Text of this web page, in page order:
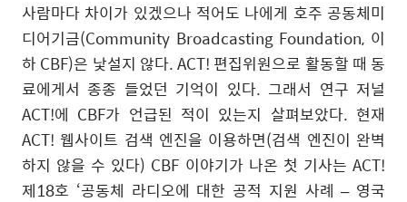
사람마다 차이가 있겠으나 적어도 나에게 호주 공동체미
디어기금(Community Broadcasting Foundation, 이
하CBF)은 낯설지 않다. ACT! 편집위원으로 활동할 때 동
료에게서 종종 들었던 기억이 있다. 그래서 연구 저널
ACT!에 CBF가 언급된 적이 있는지 살펴보았다. 현재
ACT!웹사이트 검색 엔진을 이용하면(검색 엔진이 완벽
하지 않을 수 있다) CBF 이야기가 나온 첫 기사는ACT!
제18호 ‘공동체 라디오에 대한 공적 지원 사례– 영국